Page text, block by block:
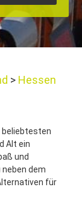
Hessen
beliebtesten
Alt ein
und
dem
für